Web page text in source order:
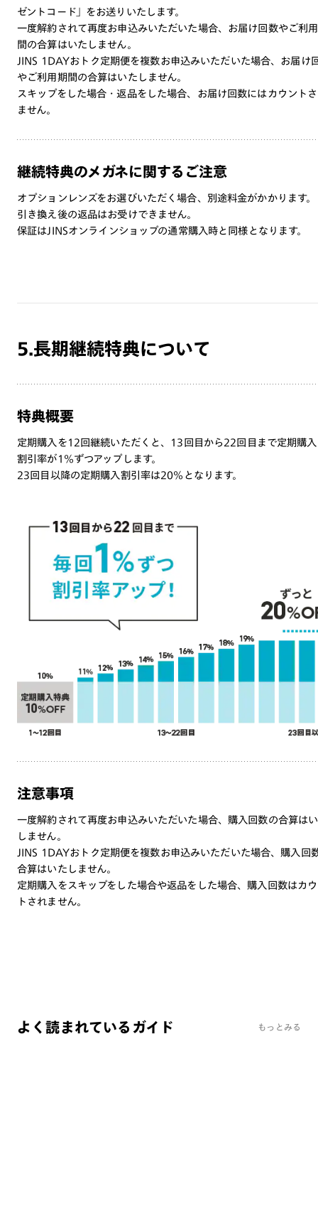
ゼントコード」をお送りいたします。
一度解約されて再度お申込みいただいた場合、お届け回数やご利
間の合算はいたしません。
JINS 1DAYおトク定期便を複数お申込みいただいた場合、お届け
やご利用期間の合算はいたしません。
スキップをした場合・返品をした場合、お届け回数にはカウント
ません。
継続特典のメガネに関するご注意
オプションレンズをお選びいただく場合、別途料金がかかります。
引き換え後の返品はお受けできません。
保証はJINSオンラインショップの通常購入時と同様となります。
5.長期継続特典について
特典概要
定期購入を12回継続いただくと、13回目から22回目まで定期購
割引率が1%ずつアップします。
23回目以降の定期購入割引率は20%となります。
注意事項
一度解約されて再度お申込みいただいた場合、購入回数の合算は
しません。
JINS 1DAYおトク定期便を複数お申込みいただいた場合、購入回
合算はいたしません。
定期購入をスキップをした場合や返品をした場合、購入回数はカ
トされません。
よく読まれているガイド もっとみる